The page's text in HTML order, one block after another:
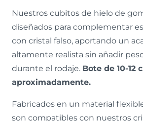
Nuestros cubitos de hielo de
diseñados para complementar
con cristal falso, aportando un
altamente realista sin añadir
durante el rodaje. Bote de 10-12
aproximadamente.
Fabricados en un material
son compatibles con nuestros